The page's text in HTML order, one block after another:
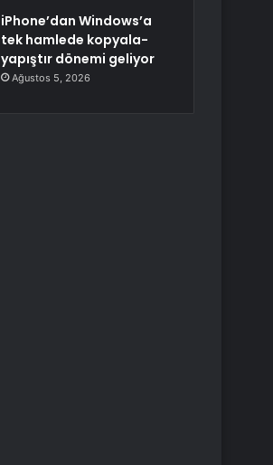
iPhone’dan Windows’a
tek hamlede kopyala-
yapıştır dönemi geliyor
Ağustos 5, 2026